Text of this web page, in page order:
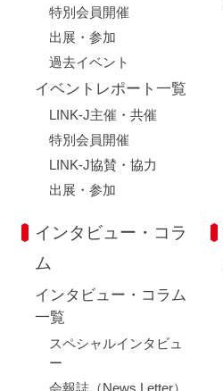
特別会員開催
出展・参加
過去イベント
イベントレポート一覧
LINK-J主催・共催
特別会員開催
LINK-J協賛・協力
出展・参加
インタビュー・コラ
ム
インタビュー・コラム
一覧
スペシャルインタビュ
ー